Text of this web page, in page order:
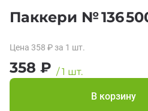
Паккери № 136
Цена 358 ₽ за 1 шт.
358 ₽ /1 шт.
В корзину